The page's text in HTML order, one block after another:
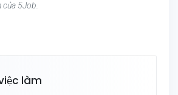
của 5Job.
làm